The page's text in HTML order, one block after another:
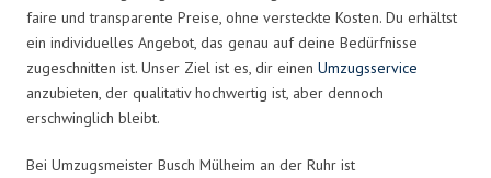
faire und transparente Preise, ohne versteckte Kosten. Du erhältst
ein individuelles Angebot, das genau auf deine Bedürfnisse
zugeschnitten ist. Unser Ziel ist es, dir einen Umzugsservice
anzubieten, der qualitativ hochwertig ist, aber dennoch
erschwinglich bleibt.
Bei Umzugsmeister Busch Mülheim an der Ruhr ist